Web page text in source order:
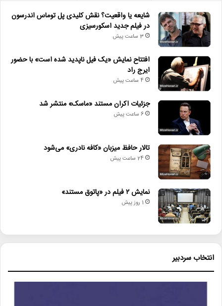
شایعه یا واقعیت؟ نقش کلیدی پل توماس اندرسون
در فیلم جدید اسکورسیزی
3 ساعت پیش
افتتاح نمایش «یک فیل ناپدید شده است» با حضور
ایرج راد
4 ساعت پیش
جزئیات اکران مستند «ماسک» منتشر شد
6 ساعت پیش
تالار حافظ میزبان «کافه نادری» می‌شود
24 ساعت پیش
نمایش ۲ فیلم در «پاتوق مستند»
1 روز پیش
انتخاب سردبیر